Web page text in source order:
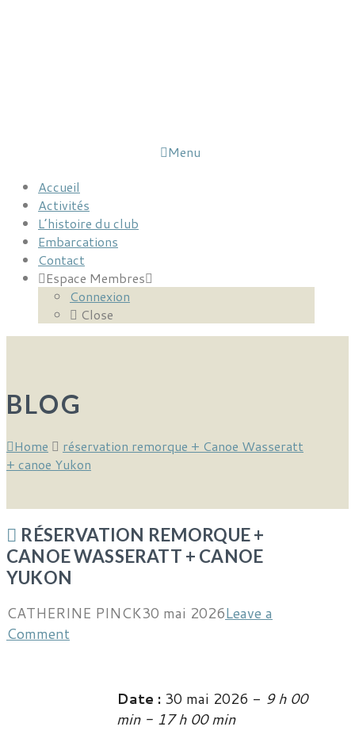
Menu
Accueil
Activités
L’histoire du club
Embarcations
Contact
Espace Membres
Connexion
Close
BLOG
Home
réservation remorque + Canoe Wasseratt
+ canoe Yukon
RÉSERVATION REMORQUE +
CANOE WASSERATT + CANOE
YUKON
CATHERINE PINCK30 mai 2026Leave a
Comment
Date : 30 mai 2026 - 9 h 00
min - 17 h 00 min